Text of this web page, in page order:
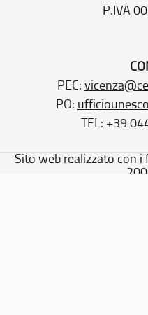
P.IVA
PEC:
PO:
TEL: +39
Sito web realizzato con i